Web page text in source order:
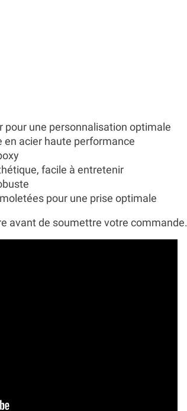
pour une personnalisation optimale
acier haute performance
facile à entretenir
pour une prise optimale
avant de soumettre votre commande.